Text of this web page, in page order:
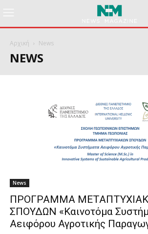
Αρχική News
NEWS
News
ΠΡΟΓΡΑΜΜΑ
ΣΠΟΥΔΩΝ «Καινοτόμα
Αειφόρου Αγροτικής